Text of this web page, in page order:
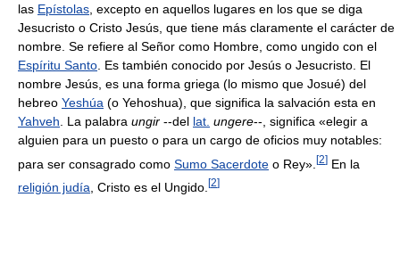
las Epístolas , excepto en aquellos lugares en los que se diga
Jesucristo o Cristo Jesús, que tiene más claramente el carácter de
nombre. Se refiere al Señor como Hombre, como ungido con el
Espíritu Santo . Es también conocido por Jesús o Jesucristo. El
nombre Jesús, es una forma griega (lo mismo que Josué) del
hebreo Yeshúa (o Yehoshua), que significa la salvación esta en
Yahveh . La palabra ungir --del lat. ungere--, significa «elegir a
alguien para un puesto o para un cargo de oficios muy notables:
para ser consagrado como Sumo Sacerdote o Rey». [2] En la
religión judía , Cristo es el Ungido. [2]